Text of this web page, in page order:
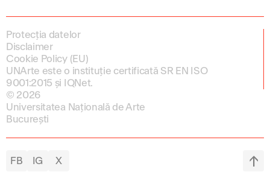
Protecția datelor
Disclaimer
Cookie Policy (EU)
UNArte este o instituție certificată SR EN ISO
9001:2015 și IQNet.
© 2026
Universitatea Națională de Arte
București
FB IG X